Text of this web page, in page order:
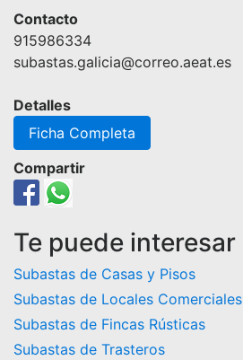
Contacto
915986334
subastas.galicia@correo.aeat.es
Detalles
Ficha Completa
Compartir
Te puede interesar
Subastas de Casas y Pisos
Subastas de Locales Comerciales
Subastas de Fincas Rústicas
Subastas de Trasteros